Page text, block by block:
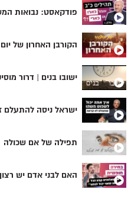
פודקאסט: נבואות
הקורבן האחרון של יום
ישובו בנים | דרור
ישראל ניסה להתעלם
תפילה של אם שכולה
האם לבני אדם יש